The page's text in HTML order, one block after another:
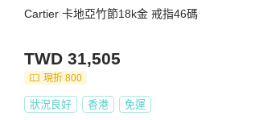
Cartier 卡地亞竹節18k金 戒指46碼
TWD 31,505
現折 800
狀況良好 香港 免運